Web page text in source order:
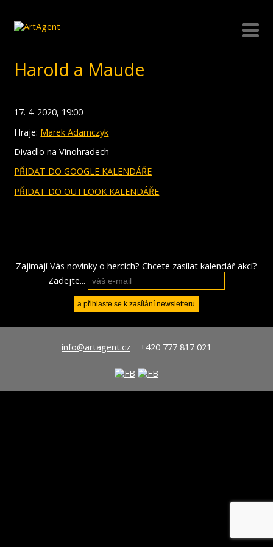
Harold a Maude
17. 4. 2020, 19:00
Hraje: Marek Adamczyk
Divadlo na Vinohradech
PŘIDAT DO GOOGLE KALENDÁŘE
PŘIDAT DO OUTLOOK KALENDÁŘE
Zajímají Vás novinky o hercích? Chcete zasílat kalendář akcí?
Zadejte...
info@artagent.cz+420 777 817 021